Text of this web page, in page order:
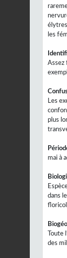
les
Assez
Les
plus
mai à
dans
des